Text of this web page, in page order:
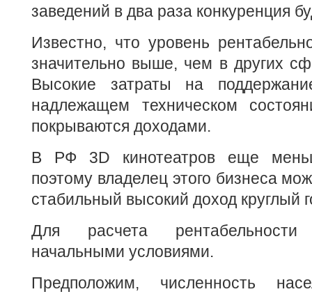
заведений в два раза конкуренция
Известно, что уровень
значительно выше, чем в других
Высокие затраты на
надлежащем техническом
покрываются доходами.
В РФ 3D кинотеатров еще
поэтому владелец этого бизнеса
стабильный высокий доход круглый
Для расчета
начальными условиями.
Предположим, численность